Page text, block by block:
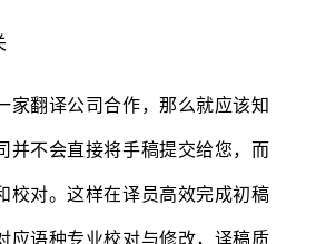
翻译公司合作，那么就应该知
并不会直接将手稿提交给您，而
校对。这样在译员高效完成初稿
应语种专业校对与修改，译稿质